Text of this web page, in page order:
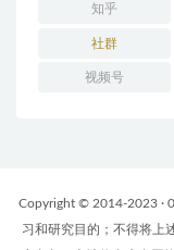
知乎
社群
视频号
Copyright © 2014-2023 ·
习和研究目的；不得将上